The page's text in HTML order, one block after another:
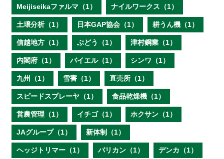
Meijiseikaファルマ（1） ナイルワークス（1）
土壌分析（1） 日本GAP協会（1） 耕うん機（1）
信越地方（1） ぶどう（1） 津村鋼業（1）
内閣府（1） バイエル（1） シンワ（1）
九州（1） 雪害（1） 直売所（1）
スピードスプレーヤ（1） 食品乾燥機（1）
営農管理（1） イチゴ（1） ホクサン（1）
JAグループ（1） 新体制（1）
ヘッジトリマー（1） バリカン（1） デンカ（1）